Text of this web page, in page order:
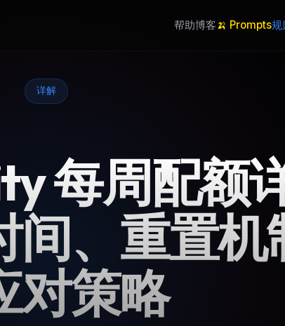
帮助博客🍌 Prompts规
详解
每周配额
间、重置机
对策略